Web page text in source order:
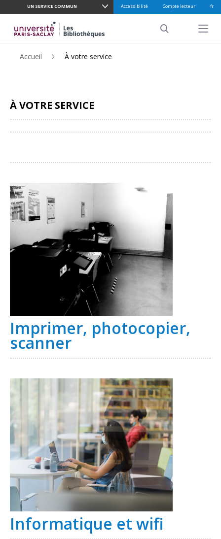
ALLER
CONTENU
PRINCIPAL
UN SERVICE COMMUN Accessibilité Compte lecteur fr
Menu
Accueil À votre service
À VOTRE SERVICE
Imprimer, photocopier,
scanner
Informatique et wifi